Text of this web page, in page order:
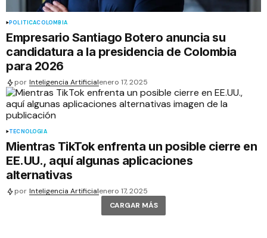
POLÍTICACOLOMBIA
Empresario Santiago Botero anuncia su
candidatura a la presidencia de Colombia
para 2026
por Inteligencia Artificialenero 17, 2025
TECNOLOGÍA
Mientras TikTok enfrenta un posible cierre en
EE.UU., aquí algunas aplicaciones
alternativas
por Inteligencia Artificialenero 17, 2025
CARGAR MÁS